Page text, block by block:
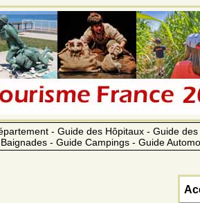
- Guide des Hôpitaux - Guide
- Guide Campings - Guide